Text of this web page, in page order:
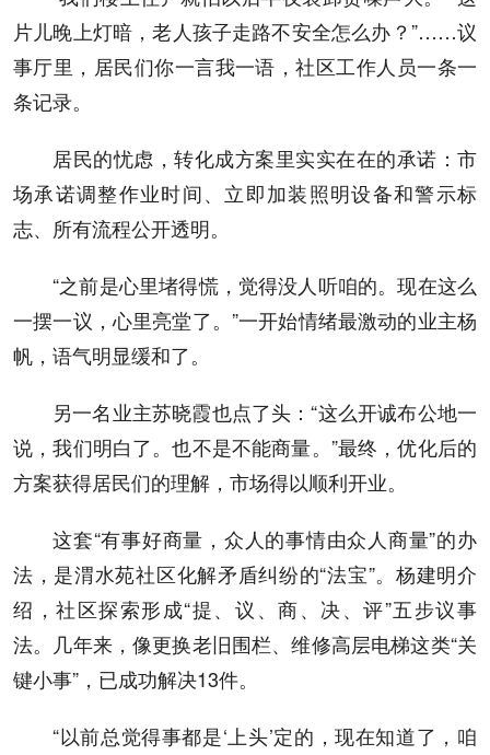
片儿晚上灯暗，老人孩子走路不安全怎么办？”……议
事厅里，居民们你一言我一语，社区工作人员一条一
条记录。
居民的忧虑，转化成方案里实实在在的承诺：市
场承诺调整作业时间、立即加装照明设备和警示标
志、所有流程公开透明。
“之前是心里堵得慌，觉得没人听咱的。现在这么
一摆一议，心里亮堂了。”一开始情绪最激动的业主杨
帆，语气明显缓和了。
另一名业主苏晓霞也点了头：“这么开诚布公地一
说，我们明白了。也不是不能商量。”最终，优化后的
方案获得居民们的理解，市场得以顺利开业。
这套“有事好商量，众人的事情由众人商量”的办
法，是渭水苑社区化解矛盾纠纷的“法宝”。杨建明介
绍，社区探索形成“提、议、商、决、评”五步议事
法。几年来，像更换老旧围栏、维修高层电梯这类“关
键小事”，已成功解决13件。
“以前总觉得事都是‘上头’定的，现在知道了，咱